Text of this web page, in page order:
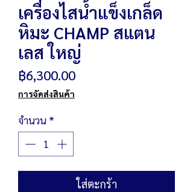
เครื่องไสน้ำแข็งเกล็ด
หิมะ CHAMP สแตน
เลส ใหญ่
฿6,300.00ราคา
การจัดส่งสินค้า
จำนวน *
ใส่ตะกร้า